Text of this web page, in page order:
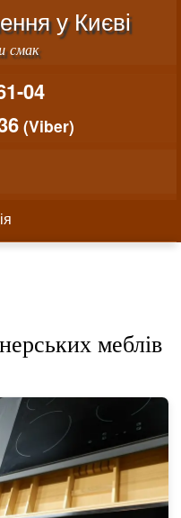
до основного
у Києві
смак
04
(Viber)
меблів
меблів
меблів